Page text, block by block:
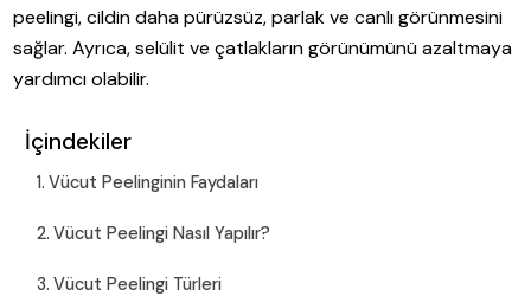
peelingi, cildin daha pürüzsüz, parlak ve canlı görünmesini
sağlar. Ayrıca, selülit ve çatlakların görünümünü azaltmaya
yardımcı olabilir.
İçindekiler
Vücut Peelinginin Faydaları
Vücut Peelingi Nasıl Yapılır?
Vücut Peelingi Türleri